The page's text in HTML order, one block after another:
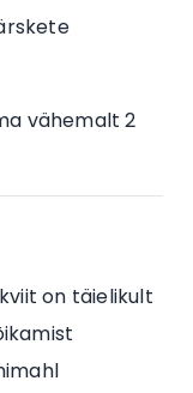
vähemalt 2
on täielikult